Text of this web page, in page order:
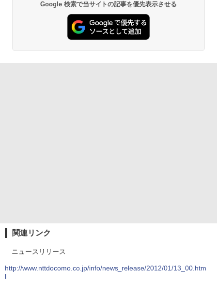
Google 検索で当サイトの記事を優先表示させる
関連リンク
ニュースリリース
http://www.nttdocomo.co.jp/info/news_release/2012/01/13_00.htm
l